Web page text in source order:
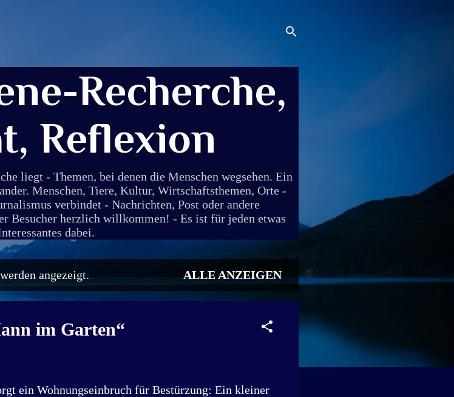
Recherche,
Reflexion
liegt - Themen, bei denen die Menschen wegsehen. Ein
Menschen, Tiere, Kultur, Wirtschaftsthemen, Orte -
verbindet - Nachrichten, Post oder andere
Besucher herzlich willkommen! - Es ist für jeden etwas
dabei.
angezeigt. ALLE ANZEIGEN
im Garten“
ein Wohnungseinbruch für Bestürzung: Ein kleiner